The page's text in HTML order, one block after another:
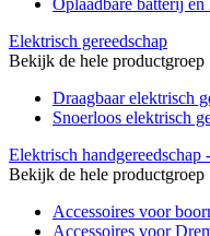
Elektrisch gereedschap
Bekijk de hele productgroep
Draagbaar elektrisch
Snoerloos elektrisch
Elektrisch handgereedschap
Bekijk de hele productgroep
Accessoires voor
Accessoires voor